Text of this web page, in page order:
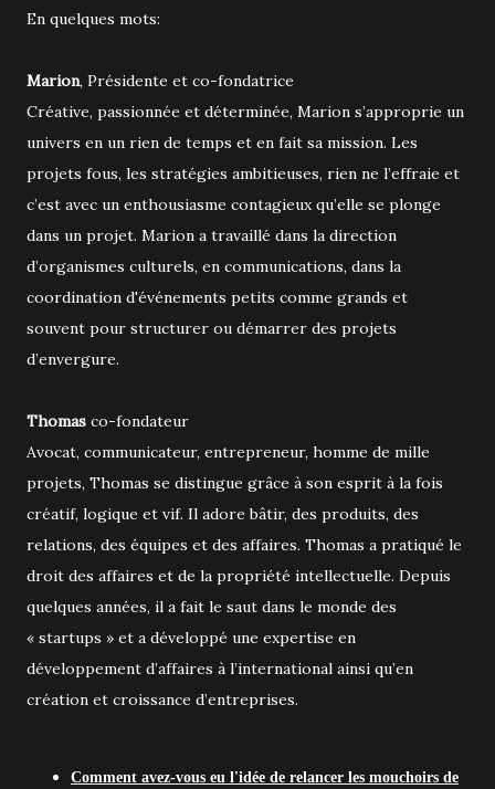
En quelques mots:
Marion, Présidente et co-fondatrice
Créative, passionnée et déterminée, Marion s’approprie un
univers en un rien de temps et en fait sa mission. Les
projets fous, les stratégies ambitieuses, rien ne l’effraie et
c’est avec un enthousiasme contagieux qu’elle se plonge
dans un projet. Marion a travaillé dans la direction
d’organismes culturels, en communications, dans la
coordination d'événements petits comme grands et
souvent pour structurer ou démarrer des projets
d’envergure.
Thomas co-fondateur
Avocat, communicateur, entrepreneur, homme de mille
projets, Thomas se distingue grâce à son esprit à la fois
créatif, logique et vif. Il adore bâtir, des produits, des
relations, des équipes et des affaires. Thomas a pratiqué le
droit des affaires et de la propriété intellectuelle. Depuis
quelques années, il a fait le saut dans le monde des
« startups » et a développé une expertise en
développement d’affaires à l’international ainsi qu’en
création et croissance d’entreprises.
Comment avez-vous eu l'idée de relancer les mouchoirs de